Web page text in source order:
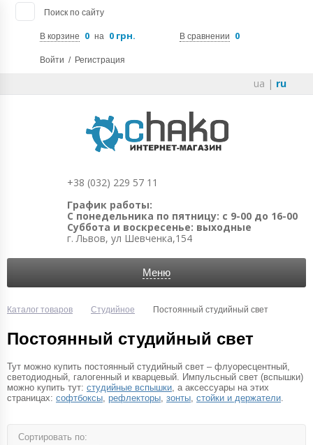
Поиск по сайту
В корзине 0 на 0 грн. В сравнении 0
Войти / Регистрация
ua | ru
+38 (032) 229 57 11
График работы:
С понедельника по пятницу: с 9-00 до 16-00
Суббота и воскресенье: выходные
г. Львов, ул Шевченка,154
Меню
Каталог товаров Студийное Постоянный студийный свет
Постоянный студийный свет
Тут можно купить постоянный студийный свет – флуоресцентный,
светодиодный, галогенный и кварцевый. Импульсный свет (вспышки)
можно купить тут: студийные вспышки, а аксессуары на этих
страницах: софтбоксы, рефлекторы, зонты, стойки и держатели.
Сортировать по: